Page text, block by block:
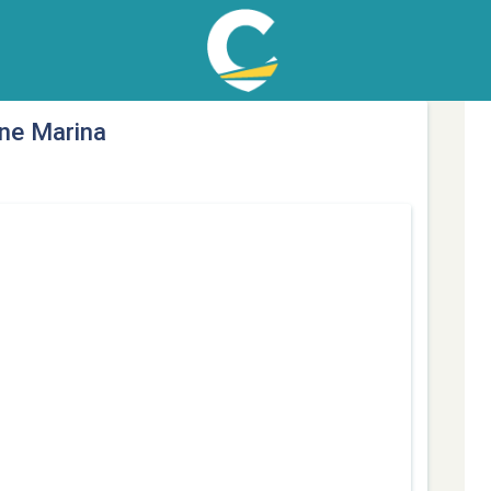
Marina